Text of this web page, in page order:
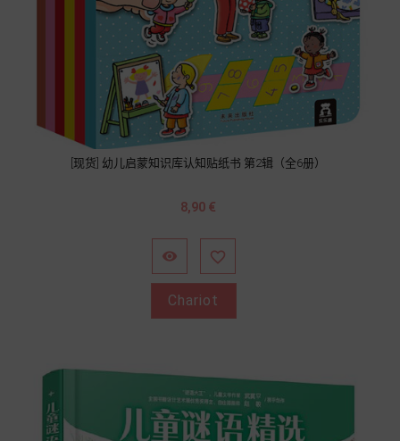
[现货] 幼儿启蒙知识库认知贴纸书 第2辑（全6册）
Prix
8,90 €
 
Chariot